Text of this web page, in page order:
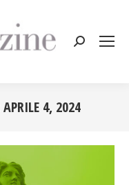
Cerca:
APRILE 4, 2024